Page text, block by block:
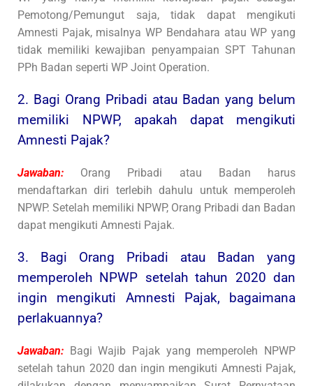
Pemotong/Pemungut saja, tidak dapat mengikuti
Amnesti Pajak, misalnya WP Bendahara atau WP yang
tidak memiliki kewajiban penyampaian SPT Tahunan
PPh Badan seperti WP Joint Operation.
2. Bagi Orang Pribadi atau Badan yang belum
memiliki NPWP, apakah dapat mengikuti
Amnesti Pajak?
Jawaban: Orang Pribadi atau Badan harus
mendaftarkan diri terlebih dahulu untuk memperoleh
NPWP. Setelah memiliki NPWP, Orang Pribadi dan Badan
dapat mengikuti Amnesti Pajak.
3. Bagi Orang Pribadi atau Badan yang
memperoleh NPWP setelah tahun 2020 dan
ingin mengikuti Amnesti Pajak, bagaimana
perlakuannya?
Jawaban: Bagi Wajib Pajak yang memperoleh NPWP
setelah tahun 2020 dan ingin mengikuti Amnesti Pajak,